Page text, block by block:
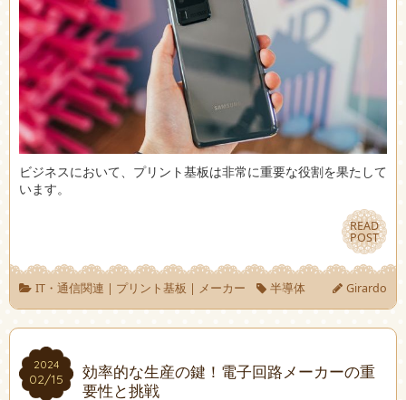
ビジネスにおいて、プリント基板は非常に重要な役割を果たして
います。
READ
POST
READ
POST
IT・通信関連 | プリント基板 | メーカー 半導体 Girardo
2024
02/15
2024
02/15
効率的な生産の鍵！電子回路メーカーの重
要性と挑戦